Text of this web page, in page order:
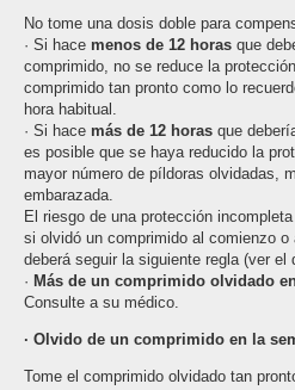
No tome una dosis doble para
· Si hace menos de 12 horas que
comprimido, no se reduce la
comprimido tan pronto como lo
hora habitual.
· Si hace más de 12 horas que
es posible que se haya reducido la
mayor número de píldoras olvidadas,
embarazada.
El riesgo de una protección
si olvidó un comprimido al comienzo
deberá seguir la siguiente regla (ver el
· Más de un comprimido olvidado
Consulte a su médico.
· Olvido de un comprimido en la
Tome el comprimido olvidado tan